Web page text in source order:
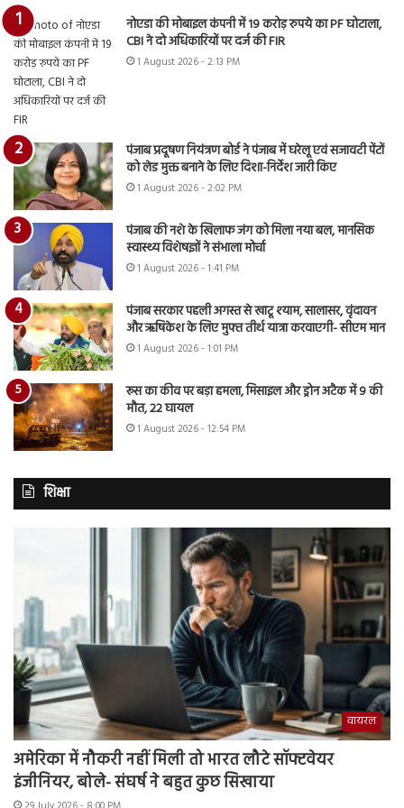
नोएडा की मोबाइल कंपनी में 19 करोड़ रुपये का PF घोटाला,
CBI ने दो अधिकारियों पर दर्ज की FIR
1 August 2026 - 2:13 PM
पंजाब प्रदूषण नियंत्रण बोर्ड ने पंजाब में घरेलू एवं सजावटी पेंटों
को लेड मुक्त बनाने के लिए दिशा-निर्देश जारी किए
1 August 2026 - 2:02 PM
पंजाब की नशे के खिलाफ जंग को मिला नया बल, मानसिक
स्वास्थ्य विशेषज्ञों ने संभाला मोर्चा
1 August 2026 - 1:41 PM
पंजाब सरकार पहली अगस्त से खाटू श्याम, सालासर, वृंदावन
और ऋषिकेश के लिए मुफ्त तीर्थ यात्रा करवाएगी- सीएम मान
1 August 2026 - 1:01 PM
रूस का कीव पर बड़ा हमला, मिसाइल और ड्रोन अटैक में 9 की
मौत, 22 घायल
1 August 2026 - 12:54 PM
शिक्षा
वायरल
अमेरिका में नौकरी नहीं मिली तो भारत लौटे सॉफ्टवेयर
इंजीनियर, बोले- संघर्ष ने बहुत कुछ सिखाया